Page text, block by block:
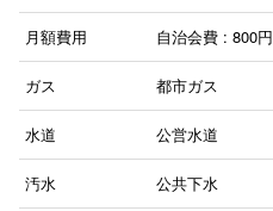
月額費用 自治会費 : 800円
ガス 都市ガス
水道 公営水道
汚水 公共下水